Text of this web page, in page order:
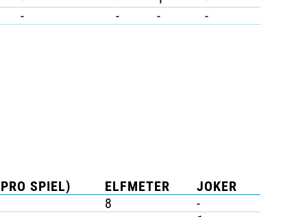
-
- - -
SPIEL) ELFMETER
JOKER
8
-